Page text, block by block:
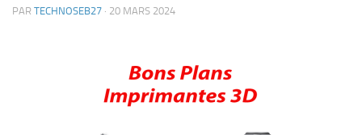
PAR TECHNOSEB27 · 20 MARS 2024